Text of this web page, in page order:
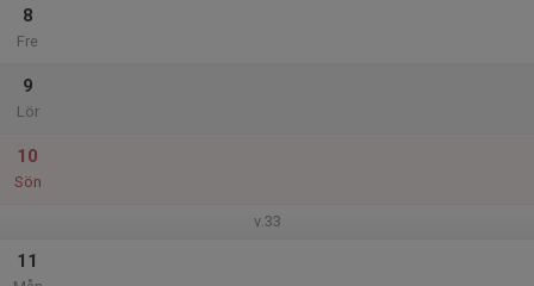
8
Fre
9
Lör
10
Sön
v.33
11